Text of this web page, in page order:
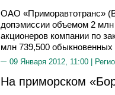
ОАО «Приморавтотранс»
допэмиссии объемом 2
акционеров компании по
млн 739,500
09 Января 2012, 11:00 |
На приморском